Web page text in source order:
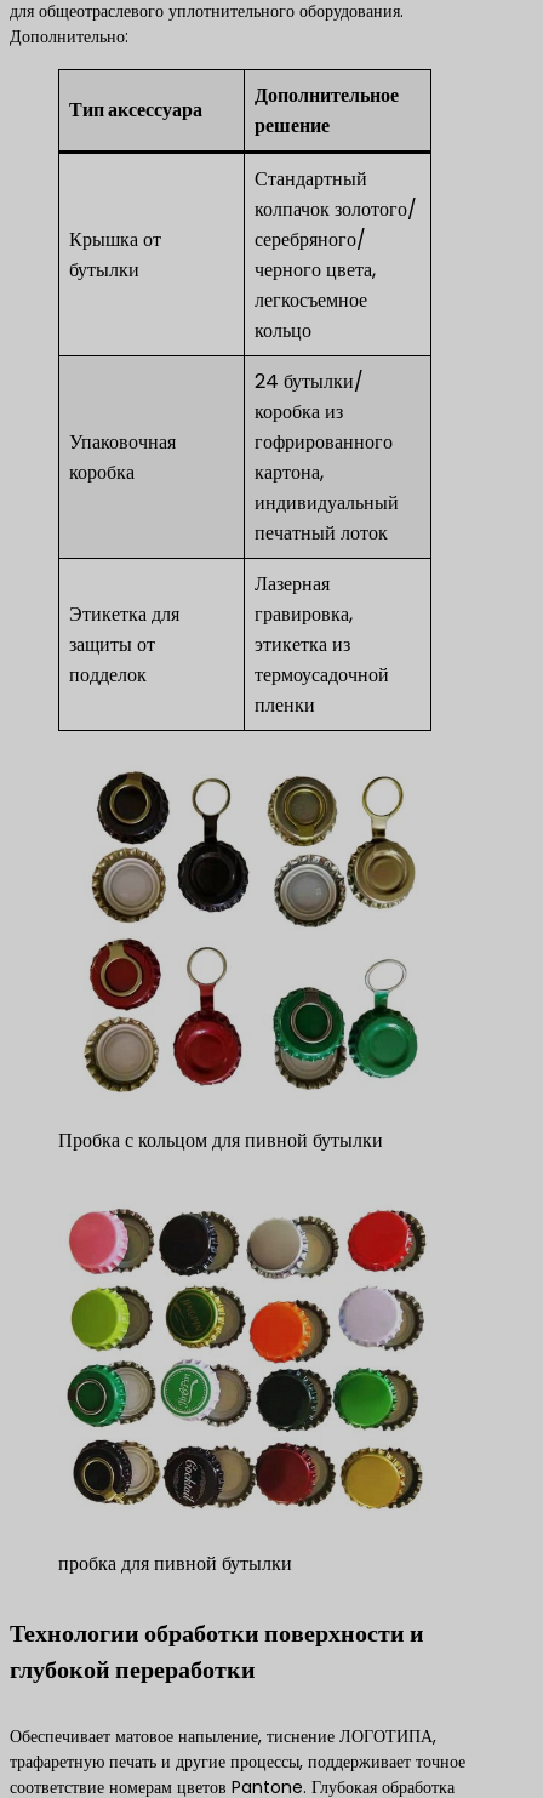
для общеотраслевого уплотнительного оборудования.
Дополнительно:
Тип аксессуара
Дополнительное
решение
Крышка от
бутылки
Стандартный
колпачок золотого/
серебряного/
черного цвета,
легкосъемное
кольцо
Упаковочная
коробка
24 бутылки/
коробка из
гофрированного
картона,
индивидуальный
печатный лоток
Этикетка для
защиты от
подделок
Лазерная
гравировка,
этикетка из
термоусадочной
пленки
Пробка с кольцом для пивной бутылки
пробка для пивной бутылки
Технологии обработки поверхности и
глубокой переработки
Обеспечивает матовое напыление, тиснение ЛОГОТИПА,
трафаретную печать и другие процессы, поддерживает точное
соответствие номерам цветов Pantone. Глубокая обработка